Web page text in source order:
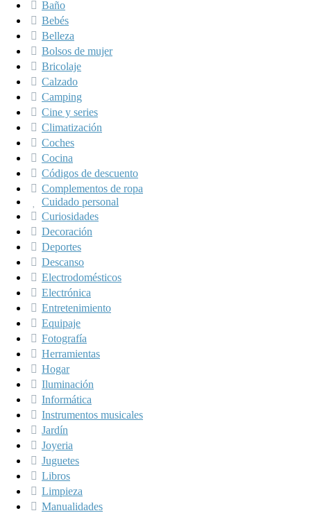
Baño
Bebés
Belleza
Bolsos de mujer
Bricolaje
Calzado
Camping
Cine y series
Climatización
Coches
Cocina
Códigos de descuento
Complementos de ropa
Cuidado personal
Curiosidades
Decoración
Deportes
Descanso
Electrodomésticos
Electrónica
Entretenimiento
Equipaje
Fotografía
Herramientas
Hogar
Iluminación
Informática
Instrumentos musicales
Jardín
Joyeria
Juguetes
Libros
Limpieza
Manualidades